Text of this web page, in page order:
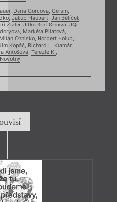
, Daria Gordova, Gersin,
, Jakub Haubert, Jan Bělíček,
Zizler, Jitka Bret Srbová, JQr,
, Markéta Pilátová,
Milan Ohnisko, Norbert Holub,
Kopáč, Richard L. Kramár,
Antošová, Terezie K.,